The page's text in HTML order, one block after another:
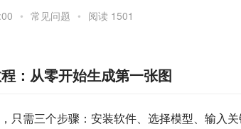
• 常见问题 • 阅读 1501
：从零开始生成第一张图
只需三个步骤：安装软件、选择模型、输入